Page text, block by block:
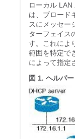
ローカル
は、ブロード
スにメッセー
ターフェイス
す。これによ
範囲を特定で
によって指定
図 1. ヘルパ